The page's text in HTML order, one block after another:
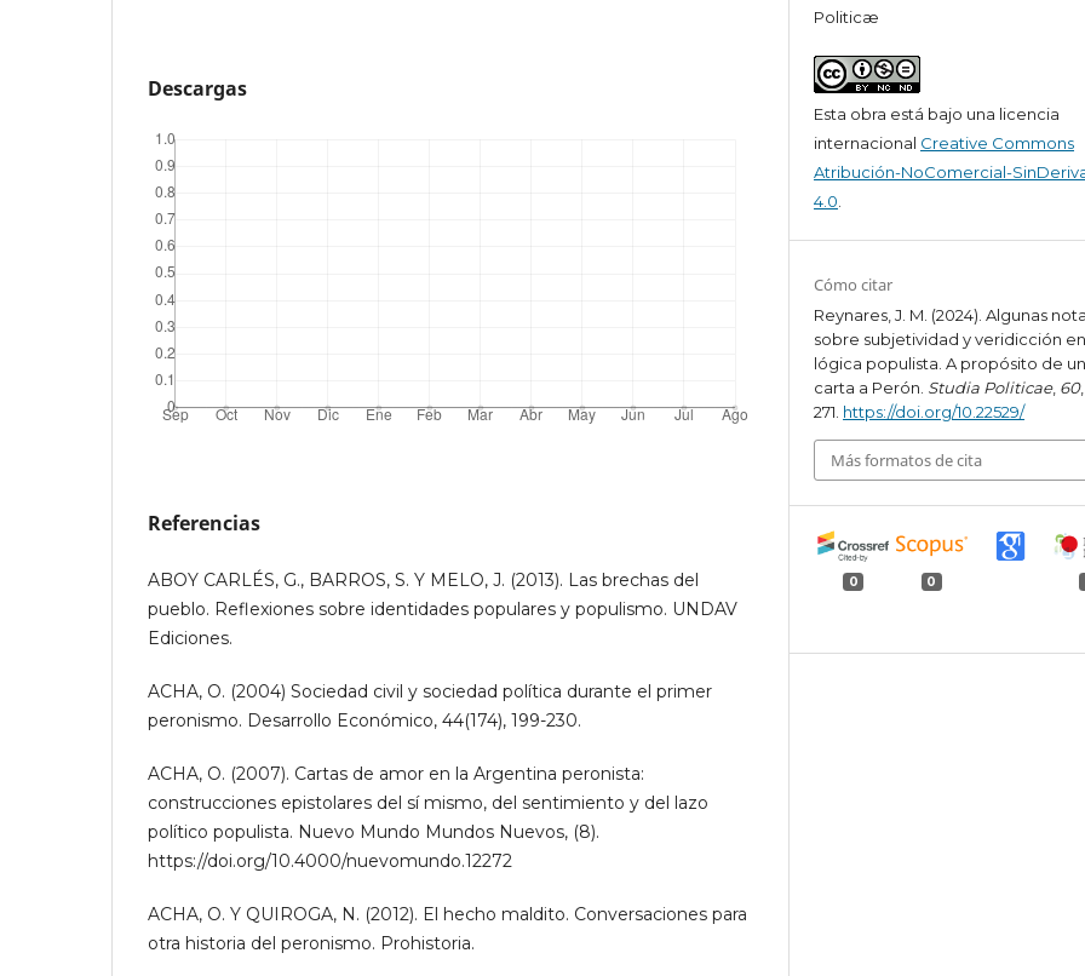
Descargas
Referencias
ABOY CARLÉS, G., BARROS, S. Y MELO, J. (2013). Las brechas del
pueblo. Reflexiones sobre identidades populares y populismo. UNDAV
Ediciones.
ACHA, O. (2004) Sociedad civil y sociedad política durante el primer
peronismo. Desarrollo Económico, 44(174), 199-230.
ACHA, O. (2007). Cartas de amor en la Argentina peronista:
construcciones epistolares del sí mismo, del sentimiento y del lazo
político populista. Nuevo Mundo Mundos Nuevos, (8).
https://doi.org/10.4000/nuevomundo.12272
ACHA, O. Y QUIROGA, N. (2012). El hecho maldito. Conversaciones para
otra historia del peronismo. Prohistoria.
Politicæ
Esta obra está bajo una licencia
internacional Creative Commons
Atribución-NoComercial-
4.0.
Cómo citar
Reynares, J. M. (2024). Algunas
sobre subjetividad y veridicción
lógica populista. A propósito de
carta a Perón. Studia Politicae, 60
271. https://doi.org/10.22529/
Más formatos de cita
0 0